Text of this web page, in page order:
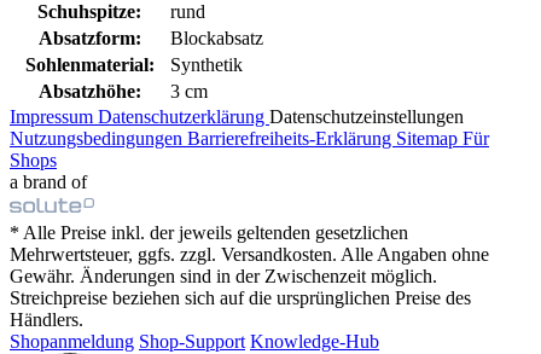
Schuhspitze:
rund
Absatzform:
Blockabsatz
Sohlenmaterial:
Synthetik
Absatzhöhe:
3 cm
Impressum Datenschutzerklärung Datenschutzeinstellungen
Nutzungsbedingungen Barrierefreiheits-Erklärung Sitemap Für
Shops
a brand of
* Alle Preise inkl. der jeweils geltenden gesetzlichen
Mehrwertsteuer, ggfs. zzgl. Versandkosten. Alle Angaben ohne
Gewähr. Änderungen sind in der Zwischenzeit möglich.
Streichpreise beziehen sich auf die ursprünglichen Preise des
Händlers.
Shopanmeldung Shop-Support Knowledge-Hub